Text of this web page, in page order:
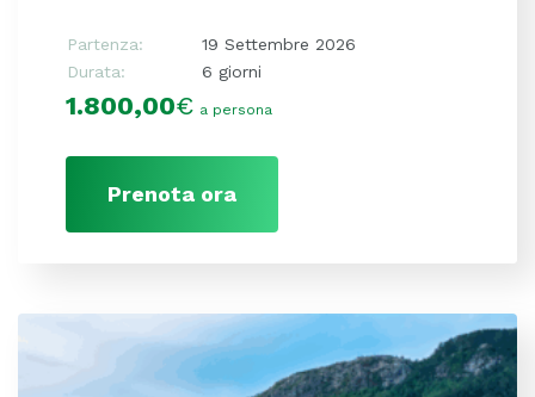
Partenza:
19 Settembre 2026
Durata:
6 giorni
1.800,00€ a persona
Prenota ora